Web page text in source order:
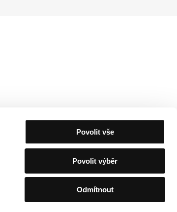
Povolit vše
Povolit výběr
Odmítnout